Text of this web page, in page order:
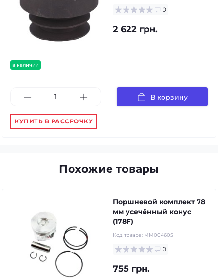
в наличии
0
2 622 грн.
В корзину
КУПИТЬ В РАССРОЧКУ
Похожие товары
Поршневой комплект 78
мм усечённый конус
(178F)
Код товара: MM004605
0
755 грн.